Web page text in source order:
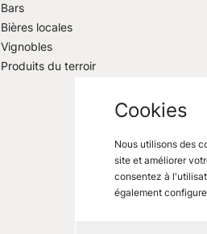
Bars
Bières locales
Vignobles
Produits du terroir
Cookies
Nous utilisons des
site et améliorer
consentez à
également